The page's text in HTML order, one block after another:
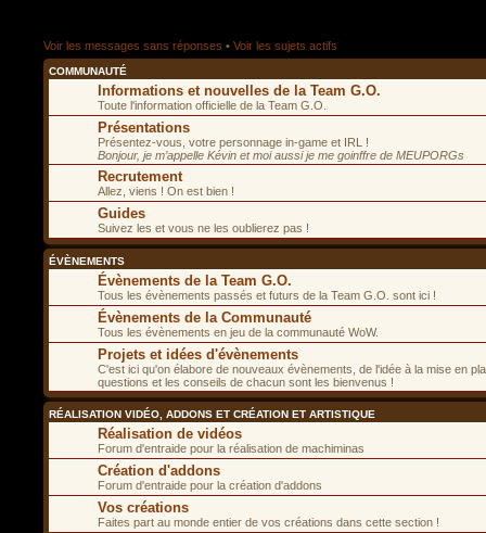
Voir les messages sans réponses • Voir les sujets actifs
COMMUNAUTÉ
Informations et nouvelles de la Team G.O.
Toute l'information officielle de la Team G.O.
Présentations
Présentez-vous, votre personnage in-game et IRL !
Bonjour, je m’appelle Kévin et moi aussi je me goinffre de MEUPORGs
Recrutement
Allez, viens ! On est bien !
Guides
Suivez les et vous ne les oublierez pas !
ÉVÈNEMENTS
Évènements de la Team G.O.
Tous les évènements passés et futurs de la Team G.O. sont ici !
Évènements de la Communauté
Tous les évènements en jeu de la communauté WoW.
Projets et idées d'évènements
C'est ici qu'on élabore de nouveaux évènements, de l'idée à la mise en
questions et les conseils de chacun sont les bienvenus !
RÉALISATION VIDÉO, ADDONS ET CRÉATION ET ARTISTIQUE
Réalisation de vidéos
Forum d'entraide pour la réalisation de machiminas
Création d'addons
Forum d'entraide pour la création d'addons
Vos créations
Faites part au monde entier de vos créations dans cette section !